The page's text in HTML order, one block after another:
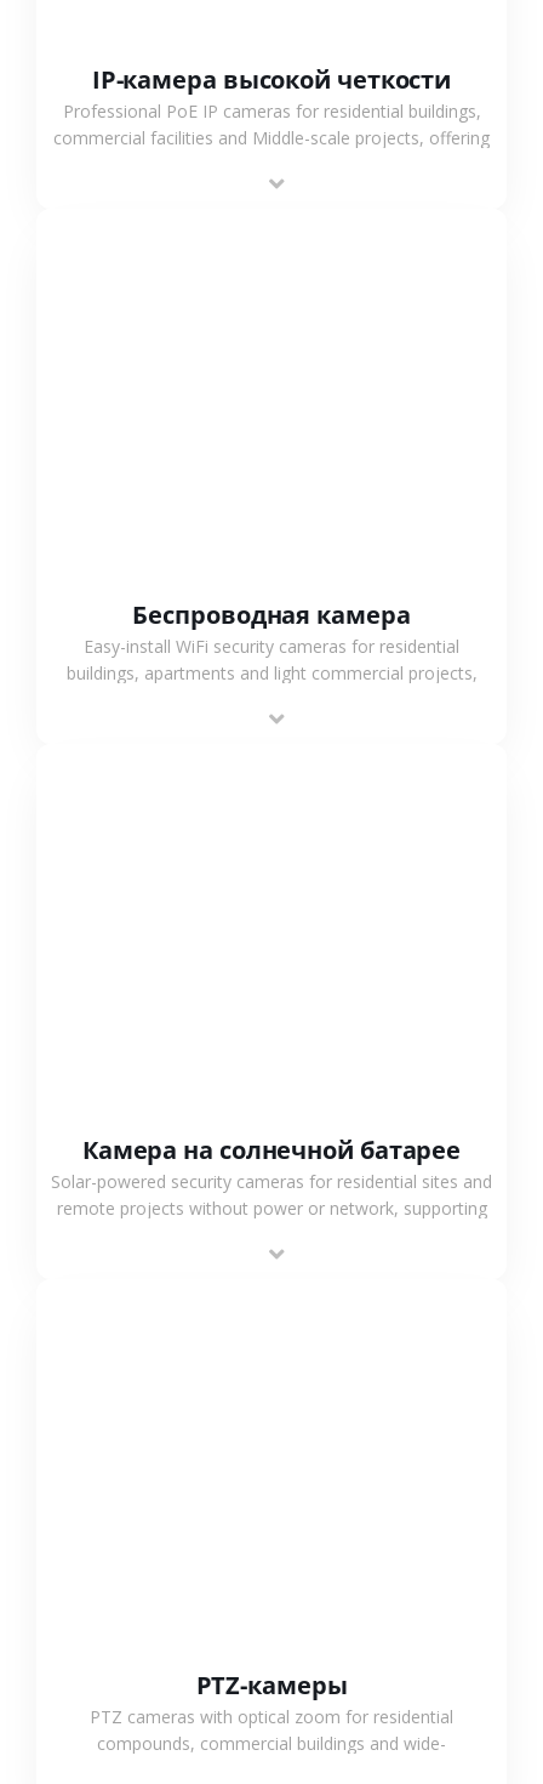
IP-камера высокой четкости
Professional PoE IP cameras for residential buildings,
commercial facilities and Middle-scale projects, offering
support.
Беспроводная камера
Easy-install WiFi security cameras for residential
buildings, apartments and light commercial projects,
surveillance solutions.
Камера на солнечной батарее
Solar-powered security cameras for residential sites and
remote projects without power or network, supporting
outdoor monitoring.
PTZ-камеры
PTZ cameras with optical zoom for residential
compounds, commercial buildings and wide-